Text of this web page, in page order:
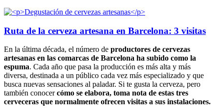
Ruta de la cerveza artesana en Barcelona: 3 visitas
En la última década, el número de productores de cervezas
artesanas en las comarcas de Barcelona ha subido como la
espuma. Cada año que pasa la producción es más alta y más
diversa, destinada a un público cada vez más especializado y que
busca nuevas sensaciones al paladar. Si te gusta la cerveza, pero
también conocercómo se elabora, toma nota de estas tres
cerveceras que normalmente ofrecen visitas a sus instalaciones.